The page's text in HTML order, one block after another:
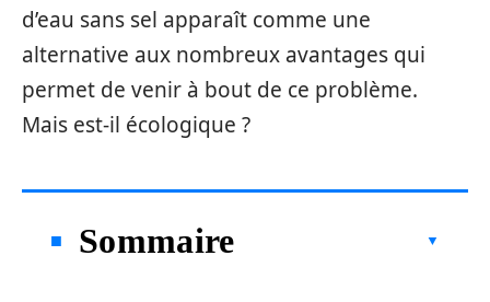
d’eau sans sel apparaît comme une
alternative aux nombreux avantages qui
permet de venir à bout de ce problème.
Mais est-il écologique ?
Sommaire